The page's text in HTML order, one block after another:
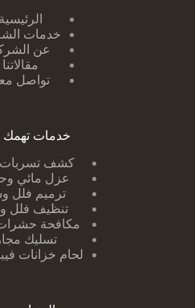
الرئيسية
خدمات
عن
مقالاتنا
تواصل
خدمات تهمك
كشف تسربات ا
عزل مائي
ترميم فلل
تنظيف فلل
مكافحة
تسليك
لحام خزانات